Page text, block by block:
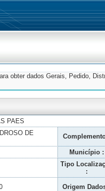
obter dados Gerais, Pedido,
PAES
DE
Município :
Tipo
:
Origem